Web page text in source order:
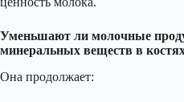
Уменьшают ли молочные
минеральных веществ в
Она продолжает: